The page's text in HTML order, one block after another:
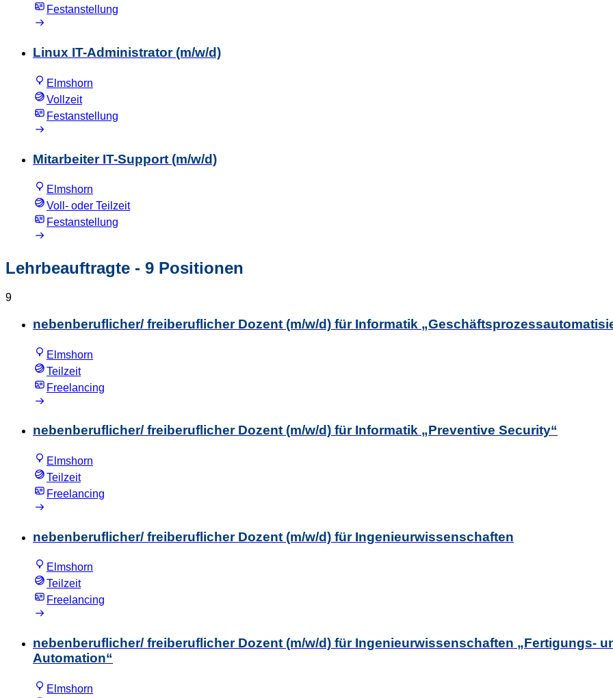
Festanstellung
Linux IT-Administrator (m/w/d)
Elmshorn
Vollzeit
Festanstellung
Mitarbeiter IT-Support (m/w/d)
Elmshorn
Voll- oder Teilzeit
Festanstellung
Lehrbeauftragte - 9 Positionen
9
nebenberuflicher/ freiberuflicher Dozent (m/w/d) für Informatik
Elmshorn
Teilzeit
Freelancing
nebenberuflicher/ freiberuflicher Dozent (m/w/d) für Informatik „Preventive Security“
Elmshorn
Teilzeit
Freelancing
nebenberuflicher/ freiberuflicher Dozent (m/w/d) für Ingenieurwissenschaften
Elmshorn
Teilzeit
Freelancing
nebenberuflicher/ freiberuflicher Dozent (m/w/d) für Ingenieurwissenschaften „Fertigungs-
Automation“
Elmshorn